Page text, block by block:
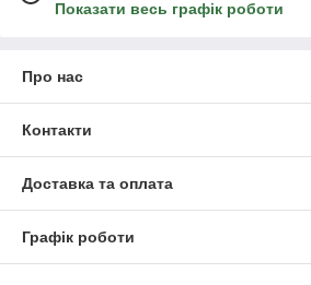
Показати весь графік роботи
Про нас
Контакти
Доставка та оплата
Графік роботи